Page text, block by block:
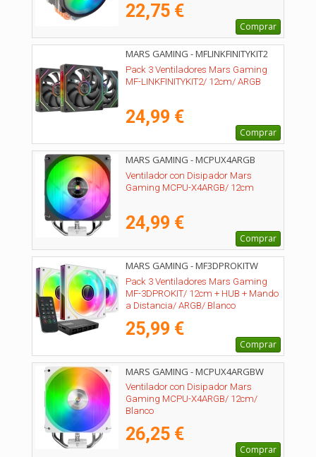
22,75 €
Comprar
MARS GAMING - MFLINKFINITYKIT2
Pack 3 Ventiladores Mars Gaming
MF-LINKFINITYKIT2/ 12cm/ ARGB
24,99 €
Comprar
MARS GAMING - MCPUX4ARGB
Ventilador con Disipador Mars
Gaming MCPU-X4ARGB/ 12cm
24,99 €
Comprar
MARS GAMING - MF3DPROKITW
Pack 3 Ventiladores Mars Gaming
MF-3DPROKIT/ 12cm + HUB + Mando
a Distancia/ ARGB/ Blanco
25,99 €
Comprar
MARS GAMING - MCPUX4ARGBW
Ventilador con Disipador Mars
Gaming MCPU-X4ARGB/ 12cm/
Blanco
26,25 €
Comprar